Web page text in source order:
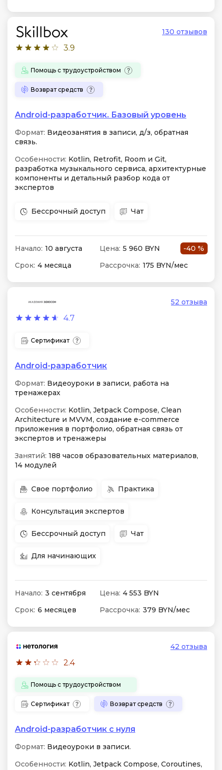
3.9
130 отзывов
Помощь с трудоустройством
Возврат средств
Android-разработчик. Базовый уровень
Формат: Видеозанятия в записи, д/з, обратная
связь.
Особенности: Kotlin, Retrofit, Room и Git,
разработка музыкального сервиса, архитектурные
компоненты и детальный разбор кода от
экспертов
Бессрочный доступ Чат
Начало: 10 августа Цена: 5 960 BYN
-40 %
Срок: 4 месяца Рассрочка: 175 BYN/мес
4.7
52 отзыва
Сертификат
Android-разработчик
Формат: Видеоуроки в записи, работа на
тренажерах
Особенности: Kotlin, Jetpack Compose, Clean
Architecture и MVVM, создание e-commerce
приложения в портфолио, обратная связь от
экспертов и тренажеры
Занятий: 188 часов образовательных материалов,
14 модулей
Свое портфолио Практика
Консультация экспертов
Бессрочный доступ Чат
Для начинающих
Начало: 3 сентября Цена: 4 553 BYN
Срок: 6 месяцев Рассрочка: 379 BYN/мес
2.4
42 отзыва
Помощь с трудоустройством
Сертификат Возврат средств
Android-разработчик с нуля
Формат: Видеоуроки в записи.
Особенности: Kotlin, Jetpack Compose, Coroutines,